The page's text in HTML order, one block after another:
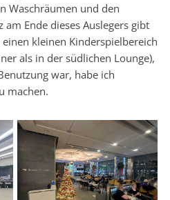
Waschräumen und den
am Ende dieses Auslegers gibt
kleinen Kinderspielbereich
als in der südlichen Lounge),
war, habe ich
machen.